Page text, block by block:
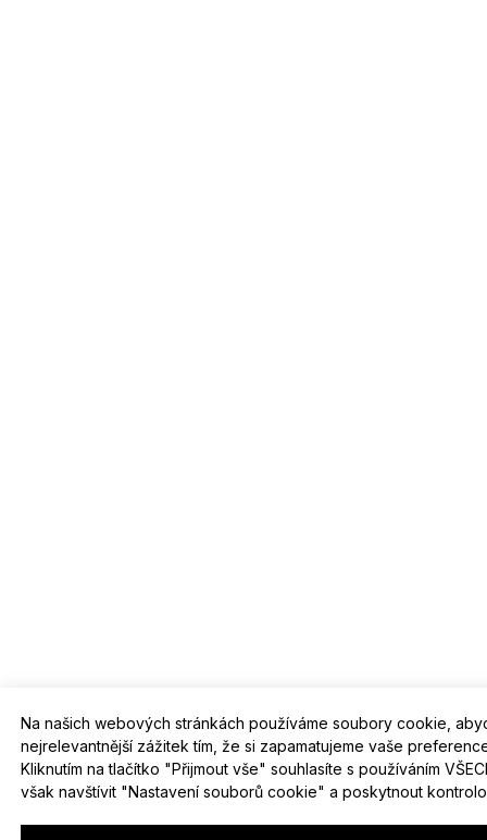
Na našich webových stránkách používáme soubory cookie,
nejrelevantnější zážitek tím, že si zapamatujeme vaše
Kliknutím na tlačítko "Přijmout vše" souhlasíte s používáním
však navštívit "Nastavení souborů cookie" a poskytnout